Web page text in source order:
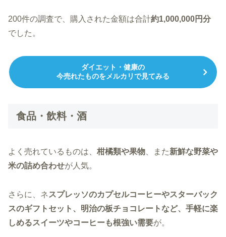
200件の調査で、購入された金額は合計約1,000,000円分
でした。
ダイエット・健康の
今売れたものをメルカリで見てみる
食品・飲料・酒
よく売れているものは、 柑橘類や果物 、また新鮮な野菜や
米の詰め合わせが人気。
さらに、ネスプレッソのカプセルコーヒーやスターバック
スのギフトセット、明治の板チョコレートなど、手軽に楽
しめるスイーツやコーヒーも根強い需要が。